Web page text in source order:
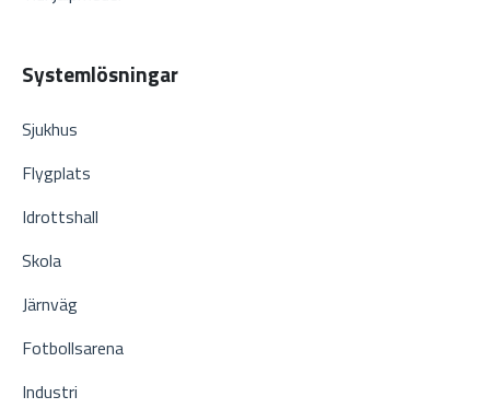
Systemlösningar
Sjukhus
Flygplats
Idrottshall
Skola
Järnväg
Fotbollsarena
Industri